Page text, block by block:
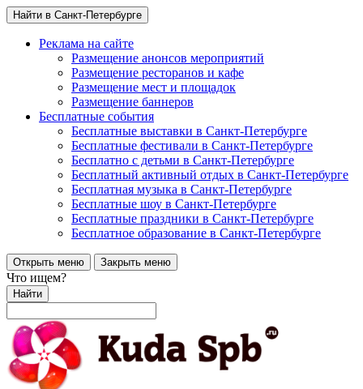
Найти в Санкт-Петербурге
Реклама на сайте
Размещение анонсов мероприятий
Размещение ресторанов и кафе
Размещение мест и площадок
Размещение баннеров
Бесплатные события
Бесплатные выставки в Санкт-Петербурге
Бесплатные фестивали в Санкт-Петербурге
Бесплатно с детьми в Санкт-Петербурге
Бесплатный активный отдых в Санкт-Петербурге
Бесплатная музыка в Санкт-Петербурге
Бесплатные шоу в Санкт-Петербурге
Бесплатные праздники в Санкт-Петербурге
Бесплатное образование в Санкт-Петербурге
Открыть меню Закрыть меню
Что ищем?
Найти